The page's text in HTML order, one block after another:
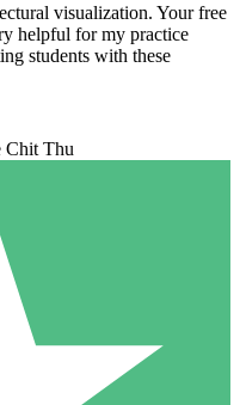
visualization. Your free
helpful for my practice
students with these
Chit Thu